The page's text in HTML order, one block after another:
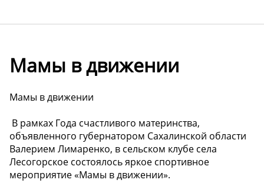
Мамы в движении
Мамы в движении
️ В рамках Года счастливого материнства,
объявленного губернатором Сахалинской области
Валерием Лимаренко, в сельском клубе села
Лесогорское состоялось яркое спортивное
мероприятие «Мамы в движении».